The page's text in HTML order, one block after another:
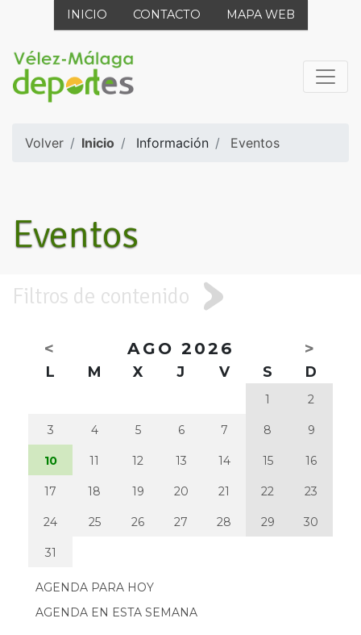
INICIO CONTACTO MAPA WEB
Volver Inicio Información Eventos
Eventos
Filtros de contenido
< AGO 2026 >
L M X J V S D
1 2
3 4 5 6 7 8 9
10 11 12 13 14 15 16
17 18 19 20 21 22 23
24 25 26 27 28 29 30
31
AGENDA PARA HOY
AGENDA EN ESTA SEMANA